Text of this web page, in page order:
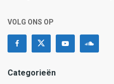
VOLG ONS OP
Categorieën